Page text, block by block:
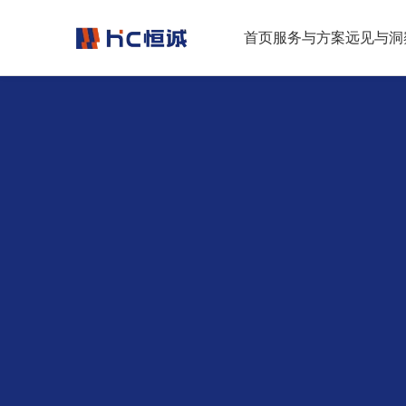
首页服务与方案远见与